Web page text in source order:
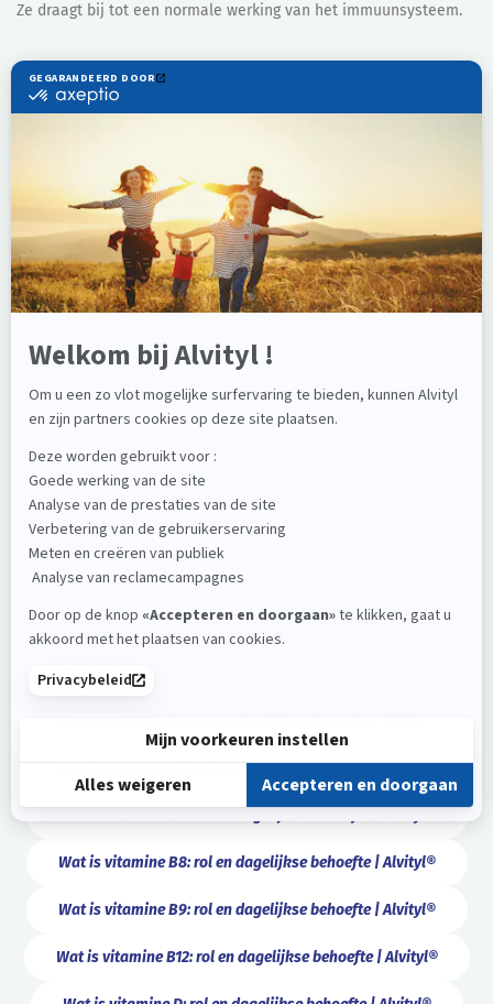
Ze draagt bij tot een normale werking van het immuunsysteem.
Behoefte
Leeftijd / Toestand
Zuigelingen
0,3 mg
Kinderen van 1 tot 3 jaar
0,6 mg
Kinderen van 4 tot 12 jaar
0,8 à 1,3 mg
Adolescenten van 13 tot 19 jaar
1,5 à 1,8 mg
Vrouwen
Mannen
Zwangere vrouwen
2 mg
Vrouwen die borstvoeding geven
Ouderen
Wat u moet weten over vitamines
Wat is vitamine A: rol en dagelijkse behoefte | Alvityl®
Wat is vitamine B1: rol en dagelijkse behoefte | Alvityl®
Wat is vitamine B2: rol en dagelijkse behoefte | Alvityl®
Wat is vitamine B5: rol en dagelijkse behoefte | Alvityl®
Wat is vitamine B8: rol en dagelijkse behoefte | Alvityl®
Wat is vitamine B9: rol en dagelijkse behoefte | Alvityl®
Wat is vitamine B12: rol en dagelijkse behoefte | Alvityl®